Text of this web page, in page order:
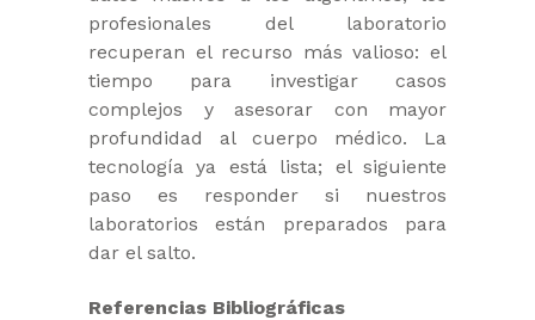
profesionales del laboratorio
recuperan el recurso más valioso: el
tiempo para investigar casos
complejos y asesorar con mayor
profundidad al cuerpo médico. La
tecnología ya está lista; el siguiente
paso es responder si nuestros
laboratorios están preparados para
dar el salto.
Referencias Bibliográficas